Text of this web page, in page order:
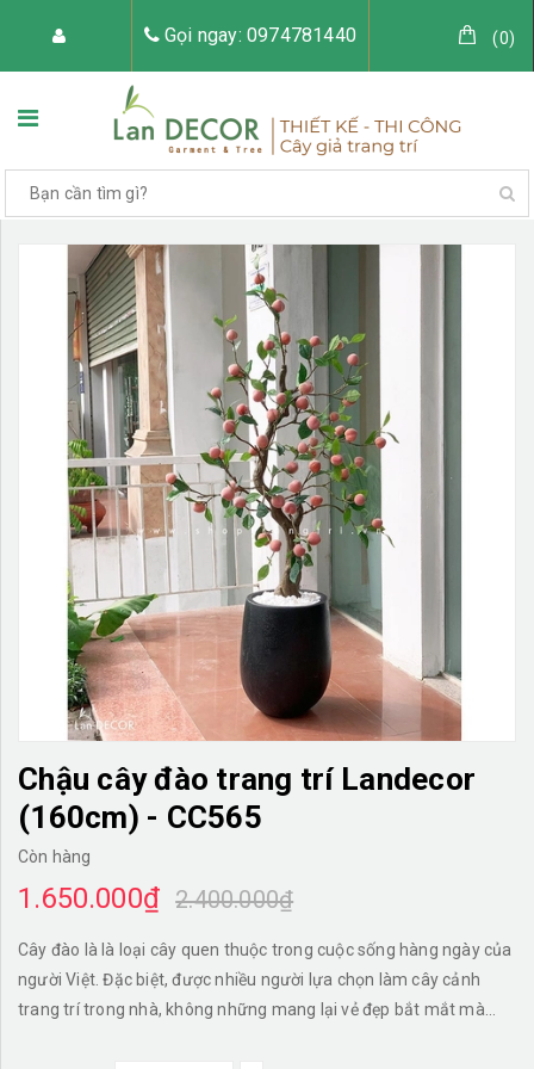
Gọi ngay: 0974781440 (0)
TRANG CHỦ VỀ LAN DECOR
CÂY GIẢ TRANG TRÍ TIỂU CẢNH CÂY GIẢ
TƯỜNG CÂY GIẢ KHĂN TRẢI BÀN
TƯ VẤN LIÊN HỆ
Chậu cây đào trang trí Landecor
(160cm) - CC565
Còn hàng
1.650.000₫ 2.400.000₫
Cây đào là là loại cây quen thuộc trong cuộc sống hàng ngày của
người Việt. Đặc biệt, được nhiều người lựa chọn làm cây cảnh
trang trí trong nhà, không những mang lại vẻ đẹp bắt mắt mà